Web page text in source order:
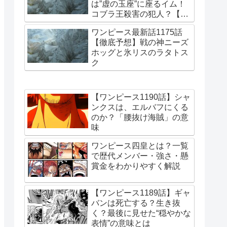
は”虚の玉座”に座るイム！
コブラ王殺害の犯人？【更
新・2026/7/15】
ワンピース最新話1175話
【徹底予想】戦の神ニーズ
ホッグと氷リスのラタトス
ク
【ワンピース1190話】シャ
ンクスは、エルバフにくる
のか？「腰抜け海賊」の意
味
ワンピース四皇とは？一覧
で歴代メンバー・強さ・懸
賞金をわかりやすく解説
【ワンピース1189話】ギャ
バンは死亡する？生き抜
く？最後に見せた“穏やかな
表情”の意味とは